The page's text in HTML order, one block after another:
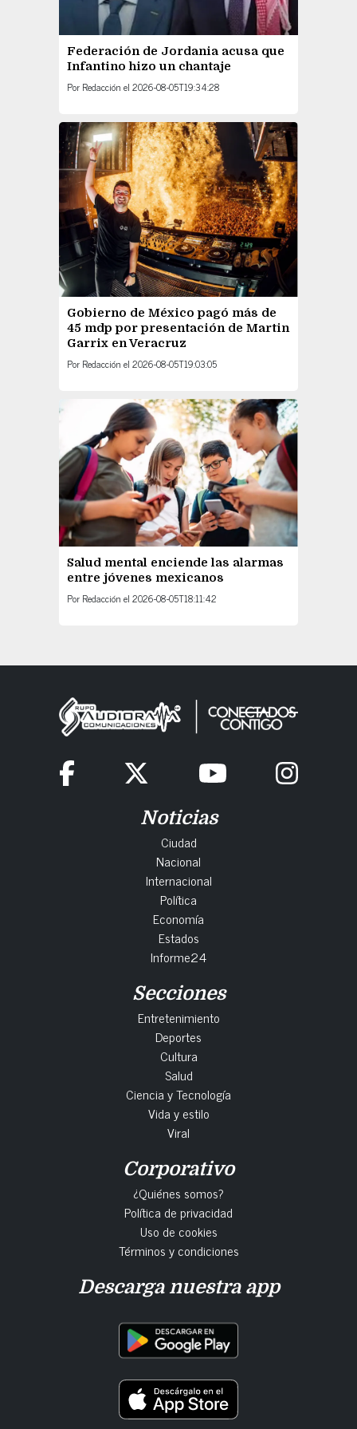
Federación de Jordania acusa que
Infantino hizo un chantaje
Por Redacción el 2026-08-05T19:34:28
Gobierno de México pagó más de
45 mdp por presentación de Martin
Garrix en Veracruz
Por Redacción el 2026-08-05T19:03:05
Salud mental enciende las alarmas
entre jóvenes mexicanos
Por Redacción el 2026-08-05T18:11:42
Noticias
Ciudad
Nacional
Internacional
Política
Economía
Estados
Informe24
Secciones
Entretenimiento
Deportes
Cultura
Salud
Ciencia y Tecnología
Vida y estilo
Viral
Corporativo
¿Quiénes somos?
Política de privacidad
Uso de cookies
Términos y condiciones
Descarga nuestra app